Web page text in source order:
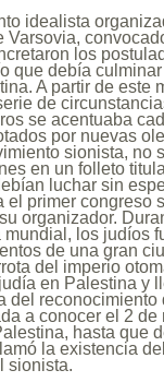
idealista
los
que debía
A partir de este
de
se acentuaba
por nuevas
sionista, no
en un folleto
luchar sin
primer congreso
organizador.
los judíos
de una gran
del imperio
en Palestina y
del
a conocer el 2
hasta que
la existencia
sionista.